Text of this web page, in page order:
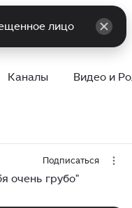
Каналы Видео и
Подписаться
очень грубо"